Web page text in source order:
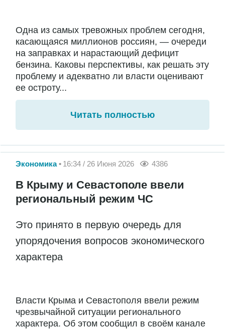
Одна из самых тревожных проблем сегодня,
касающаяся миллионов россиян, — очереди
на заправках и нарастающий дефицит
бензина. Каковы перспективы, как решать эту
проблему и адекватно ли власти оценивают
ее остроту...
Читать полностью
Экономика 16:34 / 26 Июня 2026 4386
В Крыму и Севастополе ввели
региональный режим ЧС
Это принято в первую очередь для
упорядочения вопросов экономического
характера
Власти Крыма и Севастополя ввели режим
чрезвычайной ситуации регионального
характера. Об этом сообщил в своём канале